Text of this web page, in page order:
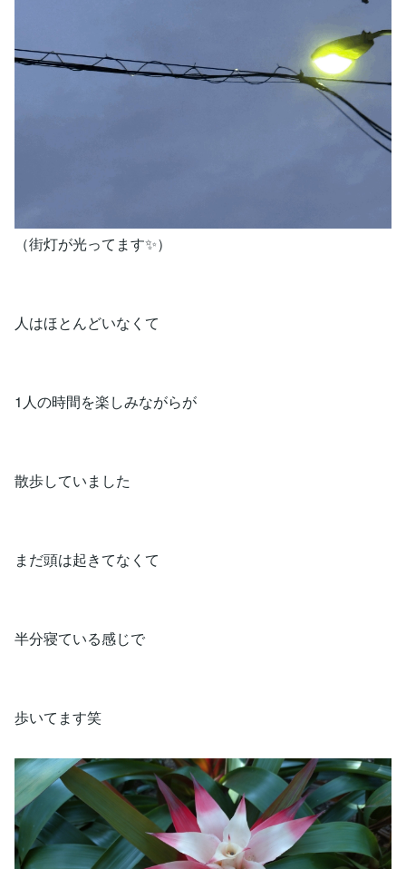
（街灯が光ってます✨）
人はほとんどいなくて
1人の時間を楽しみながらが
散歩していました
まだ頭は起きてなくて
半分寝ている感じで
歩いてます笑